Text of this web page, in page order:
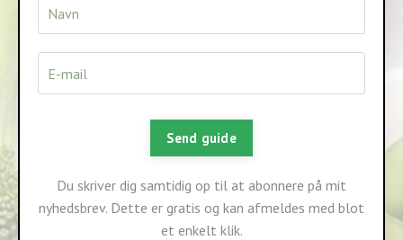
Send guide
Du skriver dig samtidig op til at abonnere på mit
nyhedsbrev. Dette er gratis og kan afmeldes med blot
et enkelt klik.